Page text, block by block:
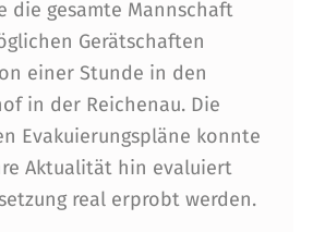
die gesamte Mannschaft
Gerätschaften
einer Stunde in den
in der Reichenau. Die
Evakuierungspläne konnte
Aktualität hin evaluiert
real erprobt werden.